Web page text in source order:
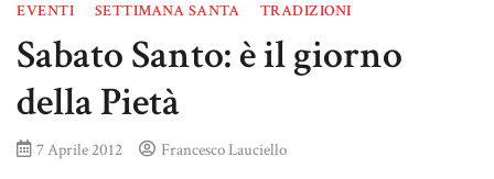
EVENTI SETTIMANA SANTA TRADIZIONI
Sabato Santo: è il giorno
della Pietà
7 Aprile 2012 Francesco Lauciello